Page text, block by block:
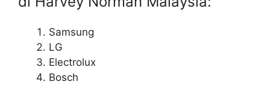
Samsung
LG
Electrolux
Bosch